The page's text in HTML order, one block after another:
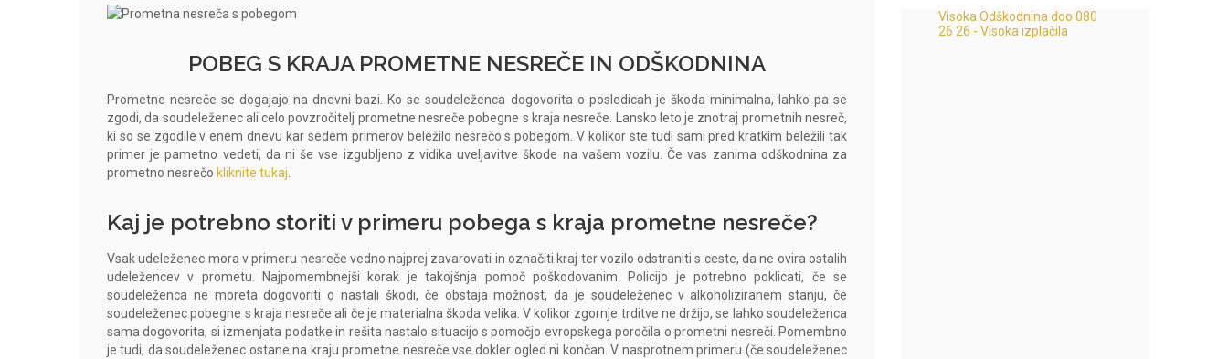
POBEG S KRAJA PROMETNE NESREČE IN ODŠKODNINA
Prometne nesreče se dogajajo na dnevni bazi. Ko se soudeleženca dogovorita o posledicah je škoda minimalna, lahko pa se
zgodi, da soudeleženec ali celo povzročitelj prometne nesreče pobegne s kraja nesreče. Lansko leto je znotraj prometnih nesreč,
ki so se zgodile v enem dnevu kar sedem primerov beležilo nesrečo s pobegom. V kolikor ste tudi sami pred kratkim beležili tak
primer je pametno vedeti, da ni še vse izgubljeno z vidika uveljavitve škode na vašem vozilu. Če vas zanima odškodnina za
prometno nesrečo kliknite tukaj
Kaj je potrebno storiti v primeru pobega s kraja prometne nesreče?
Vsak udeleženec mora v primeru nesreče vedno najprej zavarovati in označiti kraj ter vozilo odstraniti s ceste, da ne ovira ostalih
udeležencev v prometu. Najpomembnejši korak je takojšnja pomoč poškodovanim. Policijo je potrebno poklicati, če se
soudeleženca ne moreta dogovoriti o nastali škodi, če obstaja možnost, da je soudeleženec v alkoholiziranem stanju, če
soudeleženec pobegne s kraja nesreče ali če je materialna škoda velika. V kolikor zgornje trditve ne držijo, se lahko soudeleženca
sama dogovorita, si izmenjata podatke in rešita nastalo situacijo s pomočjo evropskega poročila o prometni nesreči. Pomembno
je tudi, da soudeleženec ostane na kraju prometne nesreče vse dokler ogled ni končan. V nasprotnem primeru (če soudeleženec
Visoka Odškodnina doo 080
26 26 - Visoka izplačila